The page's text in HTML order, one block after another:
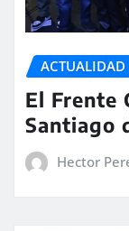
ACTUALIDAD
El Frente
Santiago
Hector